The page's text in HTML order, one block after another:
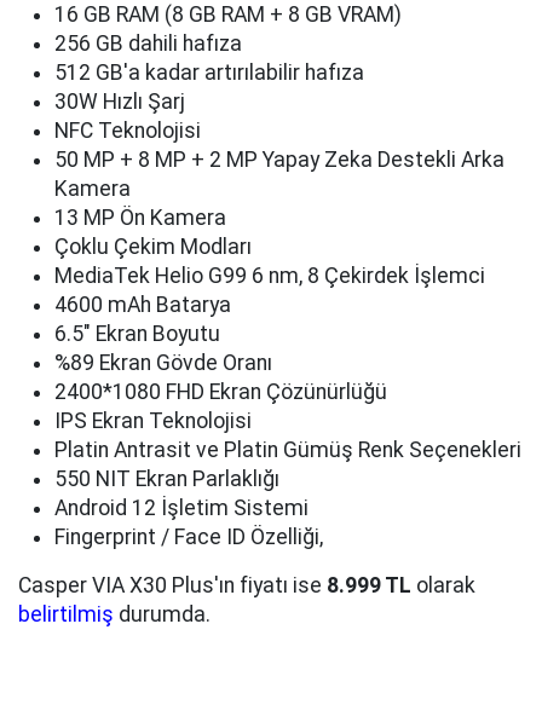
16 GB RAM (8 GB RAM + 8 GB VRAM)
256 GB dahili hafıza
512 GB'a kadar artırılabilir hafıza
30W Hızlı Şarj
NFC Teknolojisi
50 MP + 8 MP + 2 MP Yapay Zeka Destekli Arka
Kamera
13 MP Ön Kamera
Çoklu Çekim Modları
MediaTek Helio G99 6 nm, 8 Çekirdek İşlemci
4600 mAh Batarya
6.5" Ekran Boyutu
%89 Ekran Gövde Oranı
2400*1080 FHD Ekran Çözünürlüğü
IPS Ekran Teknolojisi
Platin Antrasit ve Platin Gümüş Renk Seçenekleri
550 NIT Ekran Parlaklığı
Android 12 İşletim Sistemi
Fingerprint / Face ID Özelliği,
Casper VIA X30 Plus'ın fiyatı ise 8.999 TL olarak
belirtilmiş durumda.